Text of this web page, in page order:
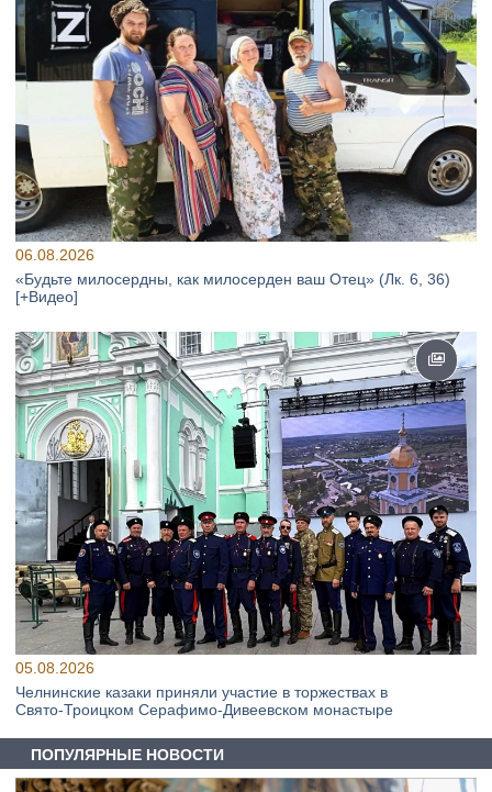
06.08.2026
«Будьте милосердны, как милосерден ваш Отец» (Лк. 6, 36)
[+Видео]
05.08.2026
Челнинские казаки приняли участие в торжествах в
Свято‑Троицком Серафимо‑Дивеевском монастыре
ПОПУЛЯРНЫЕ НОВОСТИ